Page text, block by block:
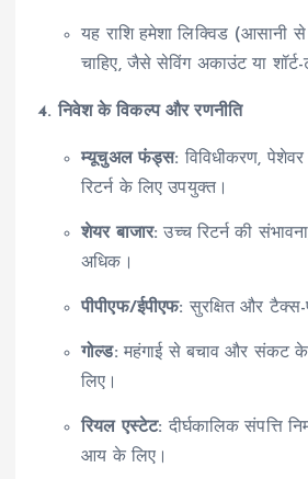
यह राशि हमेशा लिक्विड (आसानी
चाहिए, जैसे सेविंग अकाउंट या शॉर्ट-
4. निवेश के विकल्प और रणनीति
म्यूचुअल फंड्स: विविधीकरण,
रिटर्न के लिए उपयुक्त।
शेयर बाजार: उच्च रिटर्न की
अधिक।
पीपीएफ/ईपीएफ: सुरक्षित और टैक्स-
गोल्ड: महंगाई से बचाव और संकट के
लिए।
रियल एस्टेट: दीर्घकालिक संपत्ति
आय के लिए।